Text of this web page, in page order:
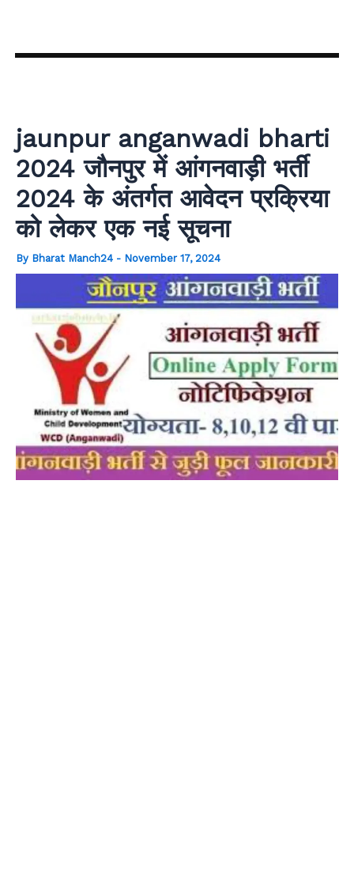
content
jaunpur anganwadi bharti
2024 जौनपुर में आंगनवाड़ी भर्ती
2024 के अंतर्गत आवेदन प्रक्रिया
को लेकर एक नई सूचना
By Bharat Manch24 - November 17, 2024